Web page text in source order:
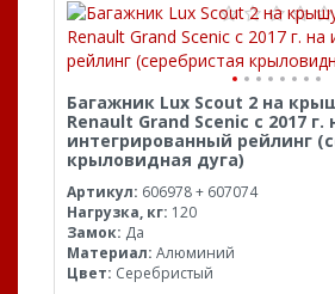
Багажник Lux Scout 2 на
Renault Grand Scenic с 2017 г.
интегрированный рейлинг
крыловидная дуга)
Артикул: 606978 + 607074
Нагрузка, кг: 120
Замок: Да
Материал: Алюминий
Цвет: Серебристый